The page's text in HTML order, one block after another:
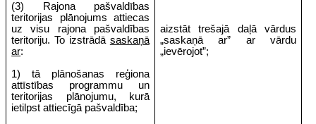
(3) Rajona pašvaldības
teritorijas plānojums attiecas
uz visu rajona pašvaldības
teritoriju. To izstrādā saskaņā
ar:
1) tā plānošanas reģiona
attīstības programmu un
teritorijas plānojumu, kurā
ietilpst attiecīgā pašvaldība;
aizstāt trešajā daļā vārdus
„saskaņā ar” ar vārdu
„ievērojot”;